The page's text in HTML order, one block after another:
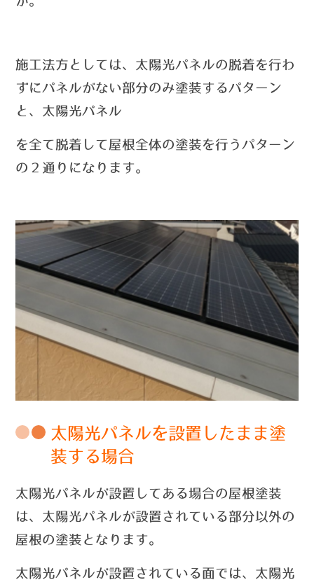
施工法方としては、太陽光パネルの脱着を行わ
ずにパネルがない部分のみ塗装するパターン
と、太陽光パネル
を全て脱着して屋根全体の塗装を行うパターン
の２通りになります。
太陽光パネルを設置したまま塗
装する場合
太陽光パネルが設置してある場合の屋根塗装
は、太陽光パネルが設置されている部分以外の
屋根の塗装となります。
太陽光パネルが設置されている面では、太陽光